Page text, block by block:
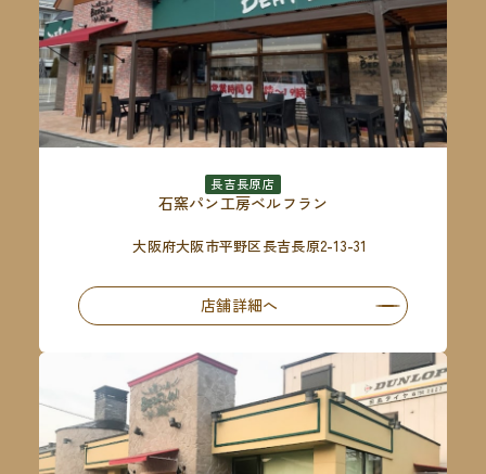
長吉長原店
石窯パン工房ベルフラン
大阪府大阪市平野区長吉長原2-13-31
店舗詳細へ